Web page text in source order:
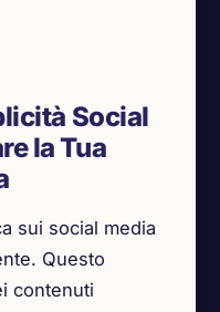
Social
la Tua
sui social media
Questo
contenuti